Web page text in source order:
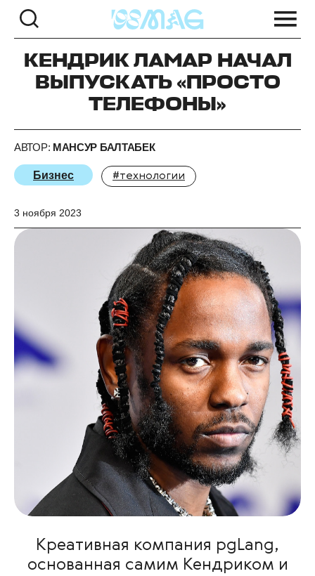
КЕНДРИК ЛАМАР НАЧАЛ
ВЫПУСКАТЬ «ПРОСТО
ТЕЛЕФОНЫ»
АВТОР: МАНСУР БАЛТАБЕК
Бизнес #технологии
3 ноября 2023
Креативная компания pgLang,
основанная самим Кендриком и